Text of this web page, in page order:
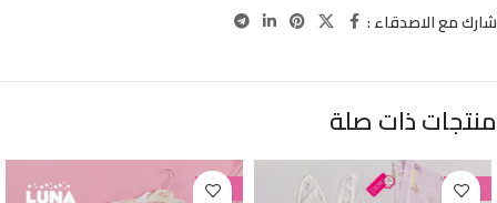
شارك مع الاصدقاء :
منتجات ذات صلة
-38%
-38%